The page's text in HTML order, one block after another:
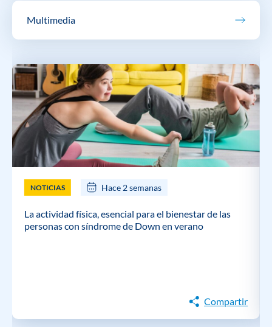
Multimedia
NOTICIAS Hace 2 semanas
La actividad física, esencial para el bienestar de las
personas con síndrome de Down en verano
Compartir